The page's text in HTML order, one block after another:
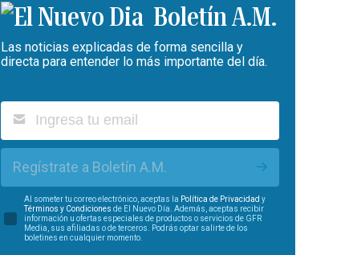
Boletín A.M.
Las noticias explicadas de forma sencilla y
directa para entender lo más importante del día.
Regístrate a Boletín A.M.
Al someter tu correo electrónico, aceptas la Política de Privacidad y
Términos y Condiciones de El Nuevo Día. Además, aceptas recibir
información u ofertas especiales de productos o servicios de GFR
Media, sus afiliadas o de terceros. Podrás optar salirte de los
boletines en cualquier momento.